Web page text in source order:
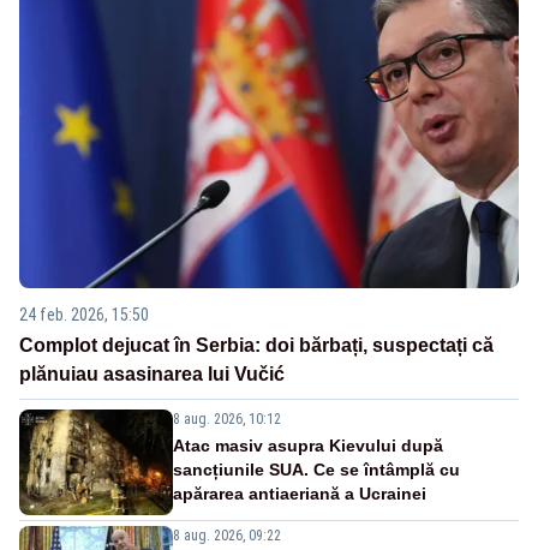
24 feb. 2026, 15:50
Complot dejucat în Serbia: doi bărbați, suspectați că
plănuiau asasinarea lui Vučić
8 aug. 2026, 10:12
Atac masiv asupra Kievului după
sancțiunile SUA. Ce se întâmplă cu
apărarea antiaeriană a Ucrainei
8 aug. 2026, 09:22